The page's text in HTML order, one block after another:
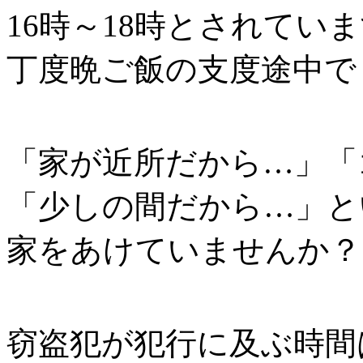
16時～18時とされてい
丁度晩ご飯の支度途中
「家が近所だから…」
「少しの間だから…」
家をあけていませんか？
窃盗犯が犯行に及ぶ時